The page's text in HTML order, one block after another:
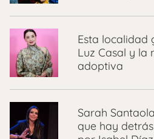
Esta localidad
Luz Casal y la
adoptiva
Sarah
que hay